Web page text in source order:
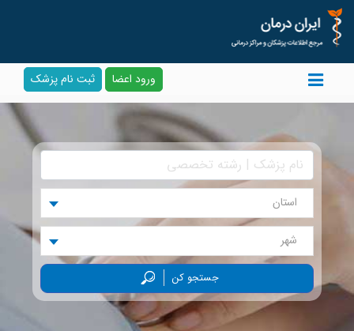
ورود اعضا ثبت نام پزشک
استان
شهر
جستجو کن